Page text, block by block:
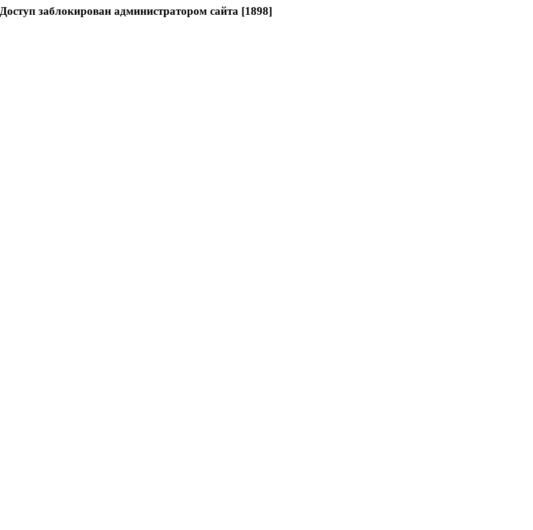
Доступ заблокирован администратором сайта [1898]